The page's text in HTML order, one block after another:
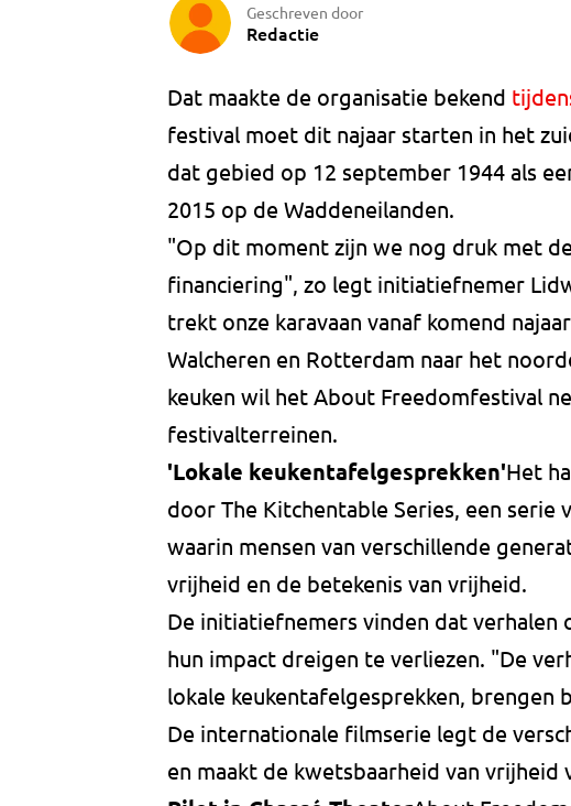
Geschreven door
Redactie
Dat maakte de organisatie bekend
festival moet dit najaar starten in het
dat gebied op 12 september 1944 als
2015 op de Waddeneilanden.
"Op dit moment zijn we nog druk met
financiering", zo legt initiatiefnemer
trekt onze karavaan vanaf komend
Walcheren en Rotterdam naar het
keuken wil het About Freedomfestival
festivalterreinen.
'Lokale keukentafelgesprekken'Het
door The Kitchentable Series, een
waarin mensen van verschillende
vrijheid en de betekenis van vrijheid.
De initiatiefnemers vinden dat
hun impact dreigen te verliezen. "De
lokale keukentafelgesprekken, brengen
De internationale filmserie legt de
en maakt de kwetsbaarheid van vrijheid